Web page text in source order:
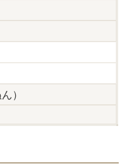
）